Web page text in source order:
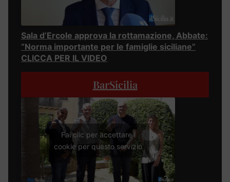
Sala d’Ercole approva la rottamazione, Abbate:
“Norma importante per le famiglie siciliane”
CLICCA PER IL VIDEO
BarSicilia
Fai clic per accettare i
cookie per questo servizio